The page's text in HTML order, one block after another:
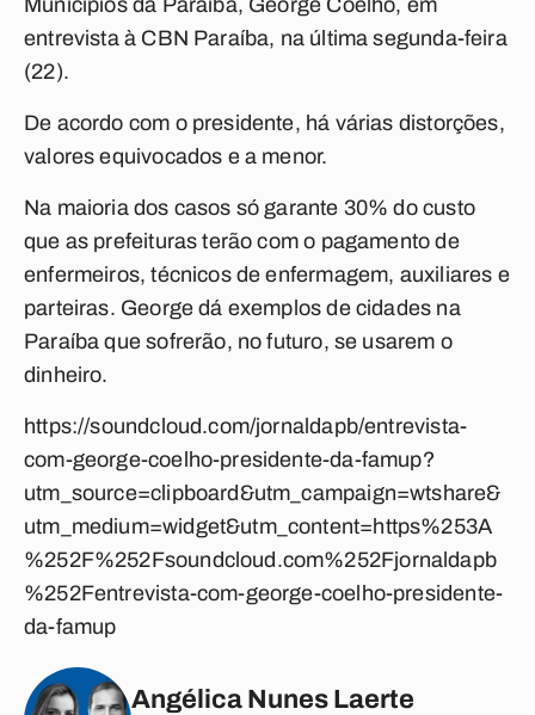
Municípios da Paraíba, George Coelho, em
entrevista à CBN Paraíba, na última segunda-feira
(22).
De acordo com o presidente, há várias distorções,
valores equivocados e a menor.
Na maioria dos casos só garante 30% do custo
que as prefeituras terão com o pagamento de
enfermeiros, técnicos de enfermagem, auxiliares e
parteiras. George dá exemplos de cidades na
Paraíba que sofrerão, no futuro, se usarem o
dinheiro.
https://soundcloud.com/jornaldapb/entrevista-
com-george-coelho-presidente-da-famup?
utm_source=clipboard&utm_campaign=wtshare&
utm_medium=widget&utm_content=https%253A
%252F%252Fsoundcloud.com%252Fjornaldapb
%252Fentrevista-com-george-coelho-presidente-
da-famup
Angélica Nunes Laerte